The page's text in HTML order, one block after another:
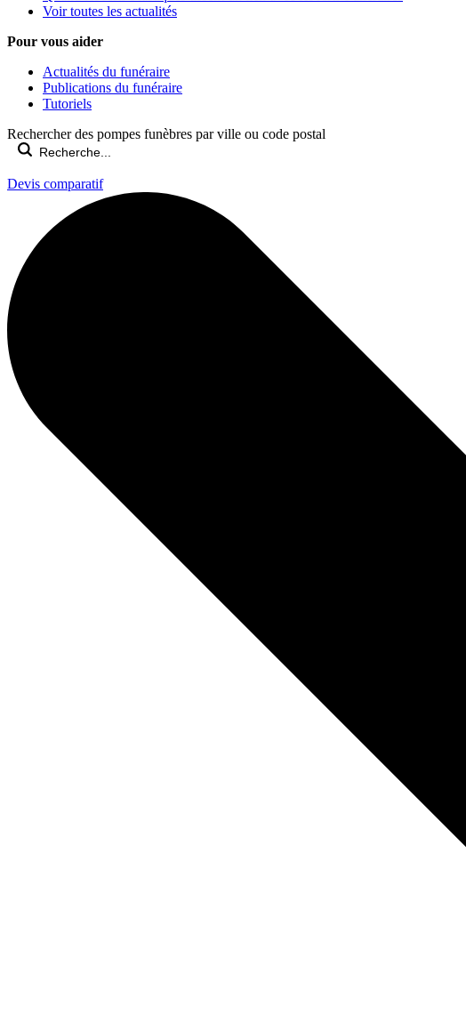
Voir toutes les actualités
Pour vous aider
Actualités du funéraire
Publications du funéraire
Tutoriels
Rechercher des pompes funèbres par ville ou code postal
Devis comparatif